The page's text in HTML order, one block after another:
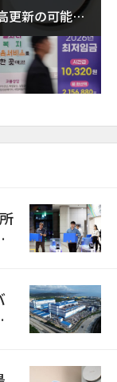
更新の可能性